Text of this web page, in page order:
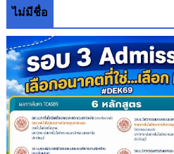
ไม่มีชื่อ